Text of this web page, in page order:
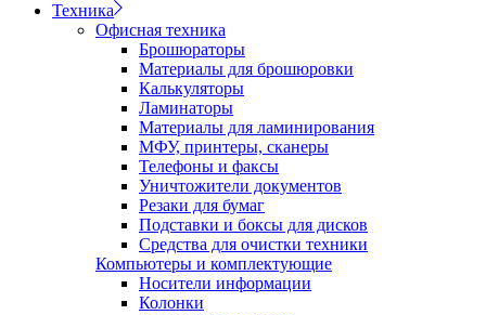
Техника
Офисная техника
Брошюраторы
Материалы для брошюровки
Калькуляторы
Ламинаторы
Материалы для ламинирования
МФУ, принтеры, сканеры
Телефоны и факсы
Уничтожители документов
Резаки для бумаг
Подставки и боксы для дисков
Средства для очистки техники
Компьютеры и комплектующие
Носители информации
Колонки